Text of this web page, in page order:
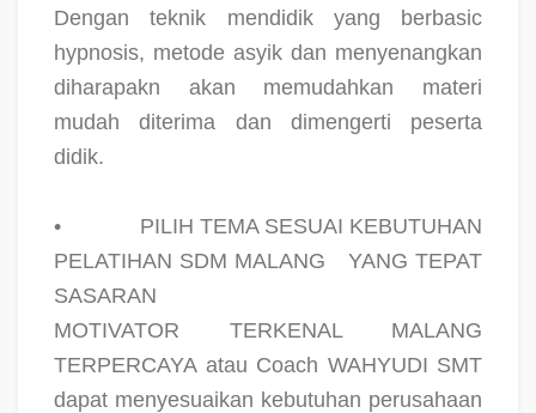
Dengan teknik mendidik yang berbasic
hypnosis, metode asyik dan menyenangkan
diharapakn akan memudahkan materi
mudah diterima dan dimengerti peserta
didik.
•
PILIH TEMA SESUAI KEBUTUHAN
PELATIHAN SDM MALANG
YANG TEPAT
SASARAN
MOTIVATOR TERKENAL MALANG
TERPERCAYA atau Coach WAHYUDI SMT
dapat menyesuaikan kebutuhan perusahaan